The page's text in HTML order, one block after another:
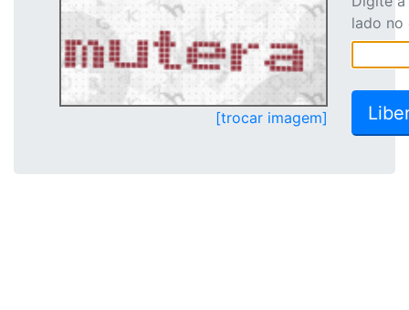
[trocar imagem]
lado no